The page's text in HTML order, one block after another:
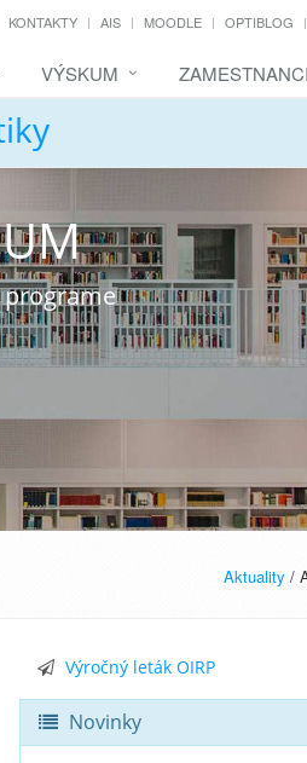
KONTAKTY AIS MOODLE OPTIBLOG
VÝSKUM ZAMESTNANCI
Aktuality /
Výročný leták OIRP
Novinky